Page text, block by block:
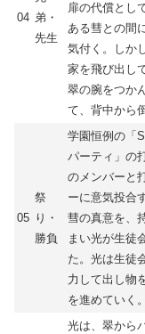
04 弟・
先生
扉の代償とし
ある彗との間
気付く。しか
家を飛び出し
翠の腕をつか
て、背中から
05
祭
り・
勝負
学園恒例の「
パーティ」の
のメンバーと
ーに意気投合
彗の真意を、
まい光が生徒
た。光は生徒
力して出し物
を進めていく
光は、翠から